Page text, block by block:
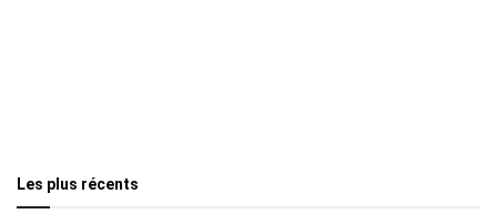
Les plus récents